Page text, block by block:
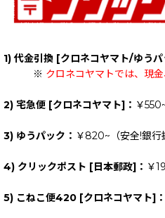
1) 代金引換 [クロネコヤマト/ゆうパ
※ クロネコヤマトでは、現
2) 宅急便 [クロネコヤマト]： ￥
3) ゆうパック： ￥820~（安全!銀行
4) クリックポスト [日本郵政]： ￥
5) こねこ便420 [クロネコヤマト]：